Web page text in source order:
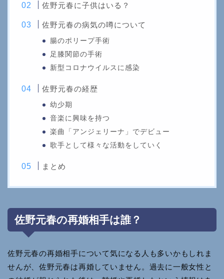
佐野元春に子供はいる？
佐野元春の病気の噂について
腸のポリープ手術
足膝関節の手術
新型コロナウイルスに感染
佐野元春の経歴
幼少期
音楽に興味を持つ
楽曲「アンジェリーナ」でデビュー
歌手として様々な活動をしていく
まとめ
佐野元春の再婚相手は誰？
佐野元春の再婚相手について気になる人も多いかもしれま
せんが、佐野元春は再婚していません。過去に一般女性と